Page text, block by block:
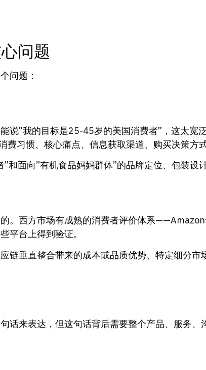
问题
问题：
说”我的目标是25-45岁的美国消费者”，这太宽
习惯、核心痛点、信息获取渠道、购买决策方式
面向”有机食品妈妈群体”的品牌定位、包装设
。西方市场有成熟的消费者评价体系
平台上得到验证。
链垂直整合带来的成本或品质优势、特定细分市
话来表达，但这句话背后需要整个产品、服务